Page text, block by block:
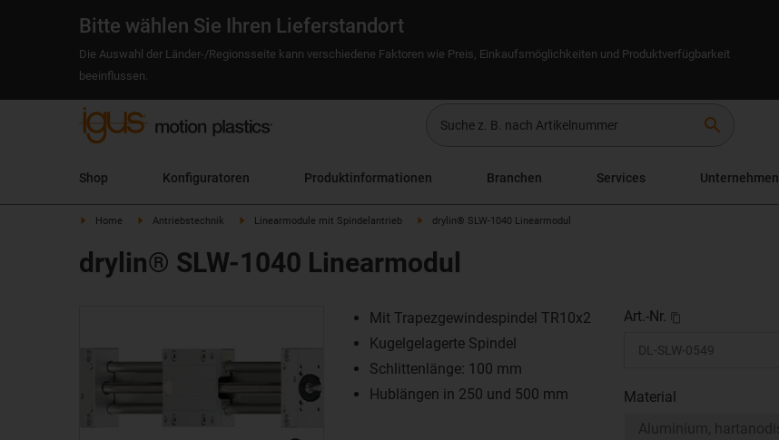
Bitte wählen Sie Ihren Lieferstandort
Die Auswahl der Länder-/Regionsseite kann verschiedene Faktoren wie Preis, Einkaufsmöglichkeiten und Produktverfügbarkeit
beeinflussen.
search
Shop Konfiguratoren Produktinformationen Branchen Services Unternehmen
Home Antriebstechnik Linearmodule mit Spindelantrieb drylin® SLW-1040 Linearmodul
drylin® SLW-1040 Linearmodul
Mit Trapezgewindespindel TR10x2
Kugelgelagerte Spindel
Schlittenlänge: 100 mm
Hublängen in 250 und 500 mm
Art.-Nr.
Material